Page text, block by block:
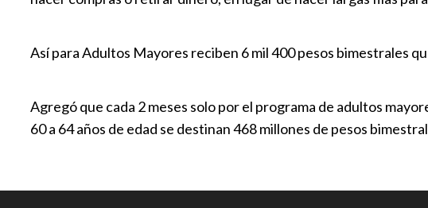
Así para Adultos Mayores reciben 6 mil 400 pesos bimestrales
Agregó que cada 2 meses solo por el programa de adultos
60 a 64 años de edad se destinan 468 millones de pesos